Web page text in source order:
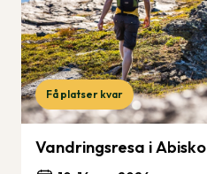
Få platser kvar
Vandringsresa i Abisko